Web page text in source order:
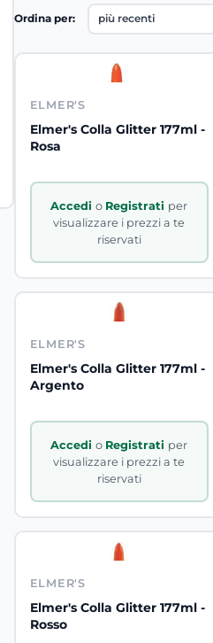
automaticamente gli altri
Ordina per:
ELMER'S
Elmer's Colla Glitter 177ml -
Rosa
Accedio Registrati per
visualizzare i prezzi a te
riservati
ELMER'S
Elmer's Colla Glitter 177ml -
Argento
Accedio Registrati per
visualizzare i prezzi a te
riservati
ELMER'S
Elmer's Colla Glitter 177ml -
Rosso